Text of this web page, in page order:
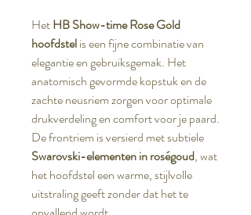
HetHB Show-time Rose Gold
hoofdstelis een fijne combinatie van
elegantie en gebruiksgemak. Het
anatomisch gevormde kopstuk en de
zachte neusriem zorgen voor optimale
drukverdeling en comfort voor je paard.
De frontriem is versierd met subtiele
Swarovski-elementen in roségoud, wat
het hoofdstel een warme, stijlvolle
uitstraling geeft zonder dat het te